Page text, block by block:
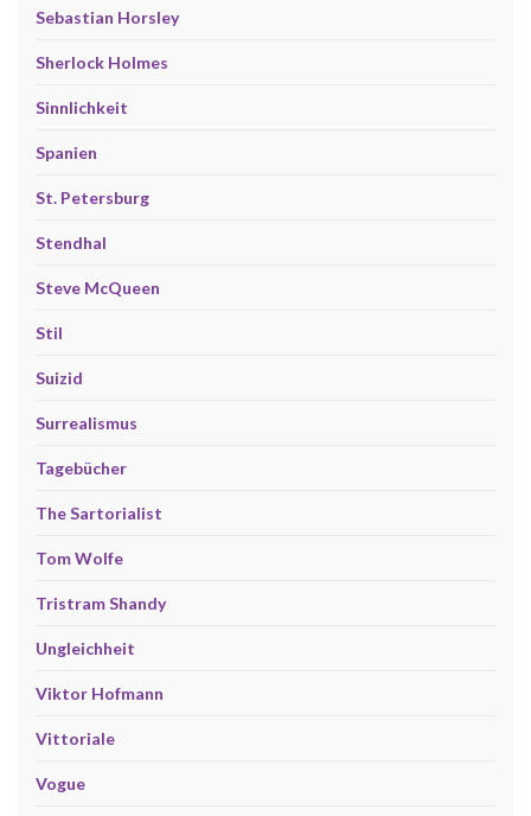
Sebastian Horsley
Sherlock Holmes
Sinnlichkeit
Spanien
St. Petersburg
Stendhal
Steve McQueen
Stil
Suizid
Surrealismus
Tagebücher
The Sartorialist
Tom Wolfe
Tristram Shandy
Ungleichheit
Viktor Hofmann
Vittoriale
Vogue